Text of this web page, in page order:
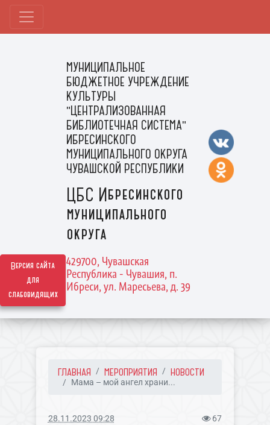
Версия сайта
для
слабовидящих
МУНИЦИПАЛЬНОЕ
БЮДЖЕТНОЕ УЧРЕЖДЕНИЕ
КУЛЬТУРЫ
"ЦЕНТРАЛИЗОВАННАЯ
БИБЛИОТЕЧНАЯ СИСТЕМА"
ИБРЕСИНСКОГО
МУНИЦИПАЛЬНОГО ОКРУГА
ЧУВАШСКОЙ РЕСПУБЛИКИ
ЦБС Ибресинского
муниципального
округа
429700, Чувашская
Республика - Чувашия, п.
Ибреси, ул. Маресьева, д. 39
ГЛАВНАЯ МЕРОПРИЯТИЯ НОВОСТИ
Мама – мой ангел храни...
28.11.2023 09:28 67